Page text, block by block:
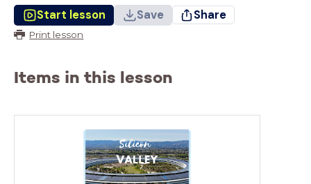
Start lesson Save Share
Print lesson
Items in this lesson